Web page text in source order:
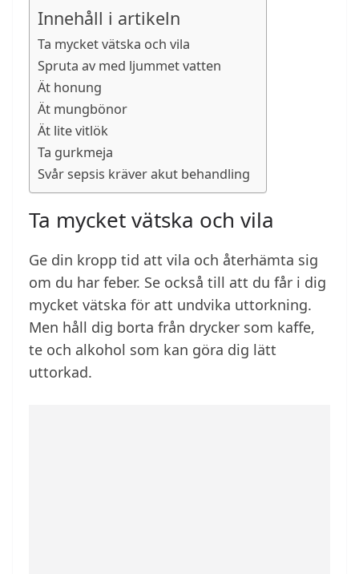
Innehåll i artikeln
Ta mycket vätska och vila
Spruta av med ljummet vatten
Ät honung
Ät mungbönor
Ät lite vitlök
Ta gurkmeja
Svår sepsis kräver akut behandling
Ta mycket vätska och vila
Ge din kropp tid att vila och återhämta sig
om du har feber. Se också till att du får i dig
mycket vätska för att undvika uttorkning.
Men håll dig borta från drycker som kaffe,
te och alkohol som kan göra dig lätt
uttorkad.